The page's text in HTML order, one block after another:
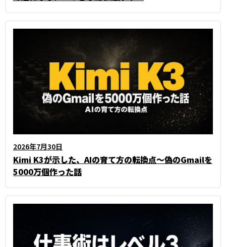
2026年7月30日
Kimi K3が示した、AIの育て方の転換点～偽のGmailを
5000万個作った話